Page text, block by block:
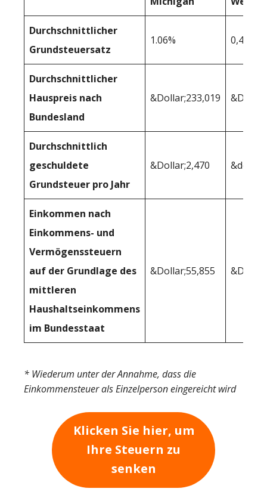
Durchschnittlicher
Grundsteuersatz
1.06% 0,47%
Durchschnittlicher
Hauspreis nach
Bundesland
&Dollar;233,019
Durchschnittlich
geschuldete
Grundsteuer pro Jahr
&Dollar;2,470
Einkommen nach
Einkommens- und
Vermögenssteuern
auf der Grundlage des
mittleren
Haushaltseinkommens
im Bundesstaat
&Dollar;55,855
* Wiederum unter der Annahme, dass die
Einkommensteuer als Einzelperson eingereicht wird
Klicken Sie hier, um
Ihre Steuern zu
senken